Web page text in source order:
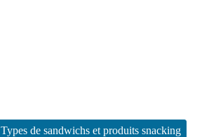
Types de sandwichs et produits snacking